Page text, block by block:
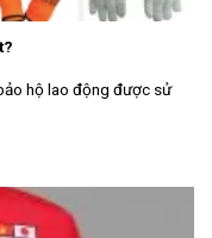
hộ lao động được sử